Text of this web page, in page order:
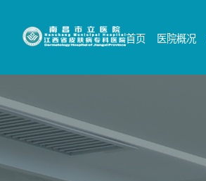
首页 医院概况